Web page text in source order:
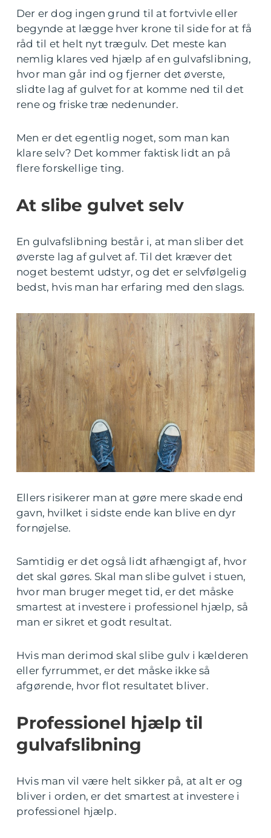
Der er dog ingen grund til at fortvivle eller
begynde at lægge hver krone til side for at få
råd til et helt nyt trægulv. Det meste kan
nemlig klares ved hjælp af en gulvafslibning,
hvor man går ind og fjerner det øverste,
slidte lag af gulvet for at komme ned til det
rene og friske træ nedenunder.
Men er det egentlig noget, som man kan
klare selv? Det kommer faktisk lidt an på
flere forskellige ting.
At slibe gulvet selv
En gulvafslibning består i, at man sliber det
øverste lag af gulvet af. Til det kræver det
noget bestemt udstyr, og det er selvfølgelig
bedst, hvis man har erfaring med den slags.
Ellers risikerer man at gøre mere skade end
gavn, hvilket i sidste ende kan blive en dyr
fornøjelse.
Samtidig er det også lidt afhængigt af, hvor
det skal gøres. Skal man slibe gulvet i stuen,
hvor man bruger meget tid, er det måske
smartest at investere i professionel hjælp, så
man er sikret et godt resultat.
Hvis man derimod skal slibe gulv i kælderen
eller fyrrummet, er det måske ikke så
afgørende, hvor flot resultatet bliver.
Professionel hjælp til
gulvafslibning
Hvis man vil være helt sikker på, at alt er og
bliver i orden, er det smartest at investere i
professionel hjælp.